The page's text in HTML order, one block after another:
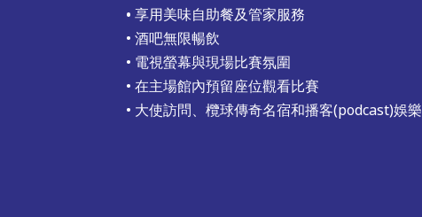
• 享用美味自助餐及管家服務
• 酒吧無限暢飲
• 電視螢幕與現場比賽氛圍
• 在主場館內預留座位觀看比賽
• 大使訪問、欖球傳奇名宿和播客(podcast)娛樂